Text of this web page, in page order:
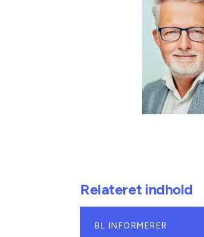
Relateret indhold
BL INFORMERER